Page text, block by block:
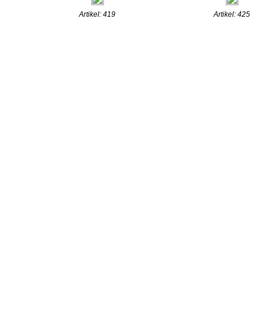
Artikel: 419 Artikel: 425